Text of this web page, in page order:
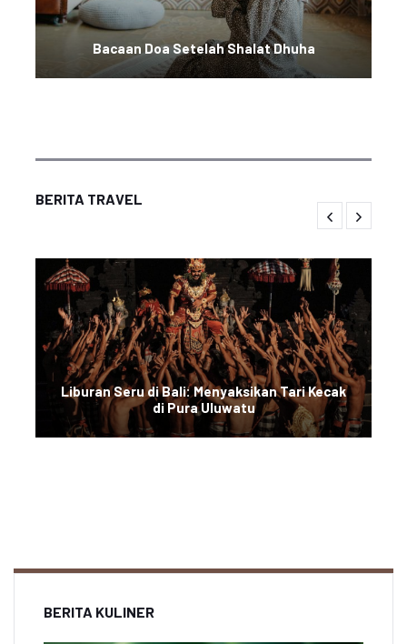
Bacaan Doa Setelah Shalat Dhuha
BERITA TRAVEL
Liburan Seru di Bali: Menyaksikan Tari Kecak
di Pura Uluwatu
BERITA KULINER